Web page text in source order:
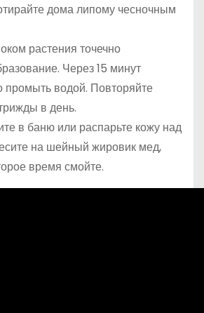
дома липому чесночным
растения точечно
Через 15 минут
промыть водой. Повторяйте
в день.
в баню или распарьте кожу над
на шейный жировик мед,
время смойте.